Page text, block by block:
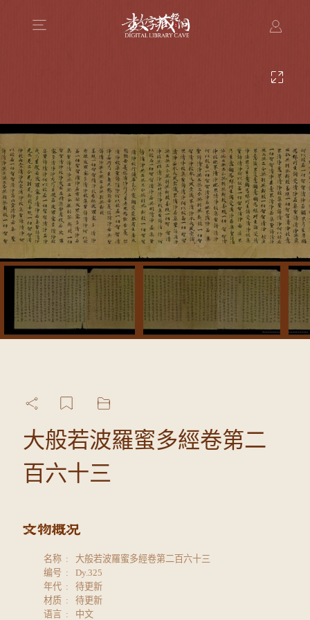
大般若波羅蜜多經卷第二
百六十三
名称
大般若波羅蜜多經卷第二百六十三
编号
Dy.325
年代
待更新
材质
待更新
语言
中文